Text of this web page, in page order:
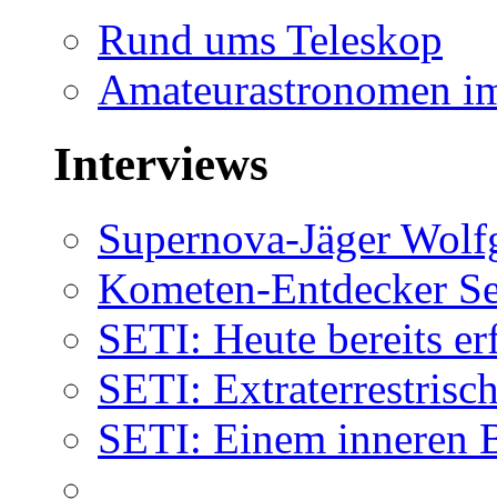
Rund ums Teleskop
Amateurastronomen
Interviews
Supernova-Jäger
Kometen-Entdecker
SETI: Heute bereits
SETI:
SETI: Einem inneren